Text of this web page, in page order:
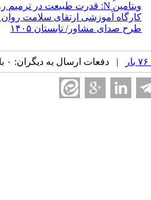
ویتامین N: قدرت طبیعت در ترمیم روان
کارگاه آموزشی ارتقای سلامت روان
طرح صدای مشاور/ تابستان ۱۴۰۵
| دفعات ارسال به دیگران: ۰ بار |